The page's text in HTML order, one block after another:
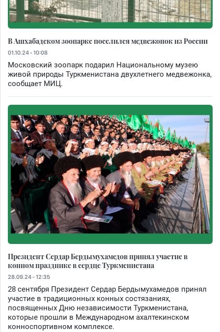
В Ашхабадском зоопарке поселился медвежонок из России
01.10.24 - 10:08
Московский зоопарк подарил Национальному музею
живой природы Туркменистана двухлетнего медвежонка,
сообщает МИЦ.
Президент Сердар Бердымухамедов принял участие в
конном празднике в сердце Туркменистана
28.09.24 - 12:35
28 сентября Президент Сердар Бердымухамедов принял
участие в традиционных конных состязаниях,
посвященных Дню независимости Туркменистана,
которые прошли в Международном ахалтекинском
конноспортивном комплексе.